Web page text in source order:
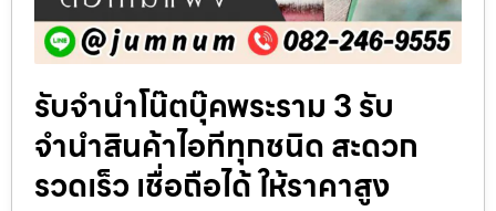
รับจำนำโน๊ตบุ๊คพระราม 3 รับ
จำนำสินค้าไอทีทุกชนิด สะดวก
รวดเร็ว เชื่อถือได้ ให้ราคาสูง